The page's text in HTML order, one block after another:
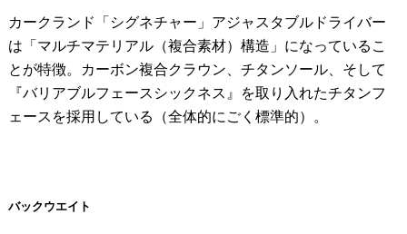
カークランド「シグネチャー」アジャスタブルドライバー
は「マルチマテリアル（複合素材）構造」になっているこ
とが特徴。カーボン複合クラウン、チタンソール、そして
『バリアブルフェースシックネス』を取り入れたチタンフ
ェースを採用している（全体的にごく標準的）。
バックウエイト